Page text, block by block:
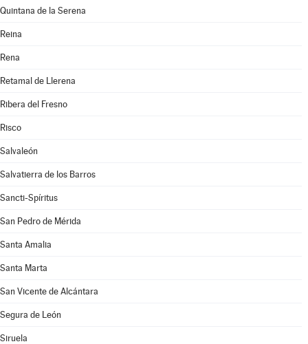
Quintana de la Serena
Reina
Rena
Retamal de Llerena
Ribera del Fresno
Risco
Salvaleón
Salvatierra de los Barros
Sancti-Spíritus
San Pedro de Mérida
Santa Amalia
Santa Marta
San Vicente de Alcántara
Segura de León
Siruela